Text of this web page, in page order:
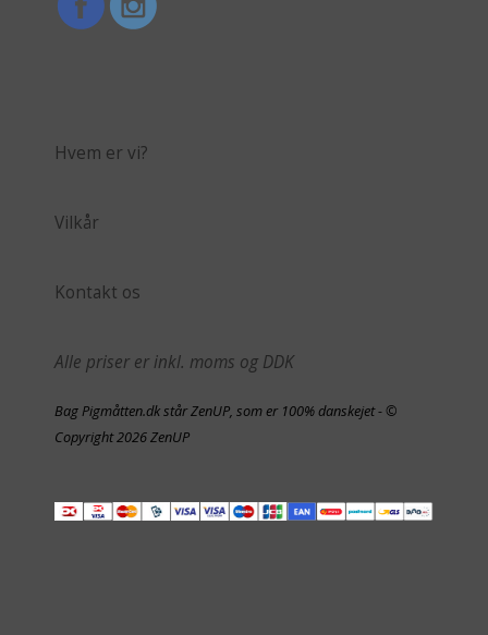
Hvem er vi?
Vilkår
Kontakt os
Alle priser er inkl. moms og DDK
Bag Pigmåtten.dk står ZenUP, som er 100% danskejet - ©
Copyright 2026 ZenUP